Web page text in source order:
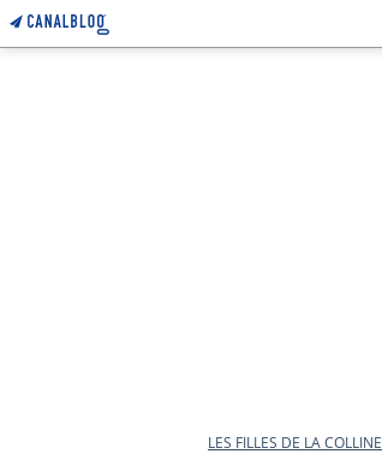
LES FILLES DE LA COLLINE